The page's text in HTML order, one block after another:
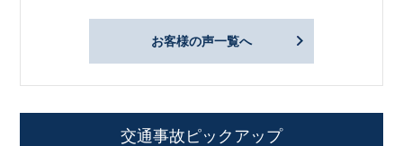
お客様の声一覧へ
交通事故ピックアップ